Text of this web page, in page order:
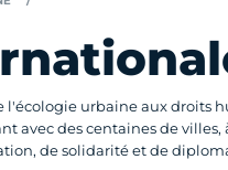
l'écologie urbaine aux droits
des centaines de villes,
de solidarité et de